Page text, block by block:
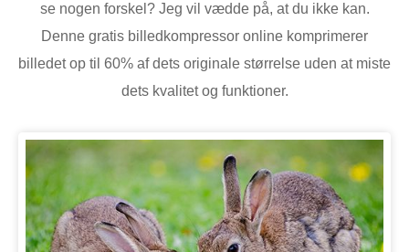
se nogen forskel? Jeg vil vædde på, at du ikke kan.
Denne gratis billedkompressor online komprimerer
billedet op til 60% af dets originale størrelse uden at miste
dets kvalitet og funktioner.